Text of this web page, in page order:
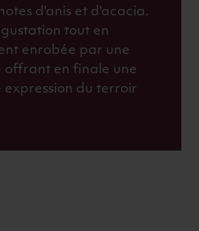
d'anis et d'acacia.
tout en
enrobée par une
offrant en finale une
du terroir